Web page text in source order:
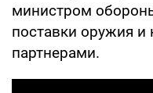
министром
поставки оружия
партнерами.